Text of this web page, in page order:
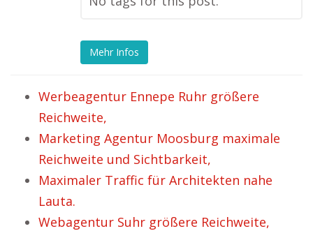
Mehr Infos
Werbeagentur Ennepe Ruhr größere
Reichweite,
Marketing Agentur Moosburg maximale
Reichweite und Sichtbarkeit,
Maximaler Traffic für Architekten nahe
Lauta.
Webagentur Suhr größere Reichweite,